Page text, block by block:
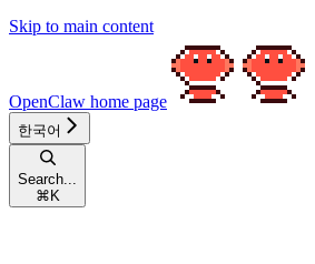
Skip to main content
OpenClaw home page
한국어
Search...
⌘ K